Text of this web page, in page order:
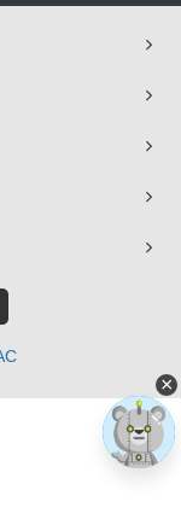
×